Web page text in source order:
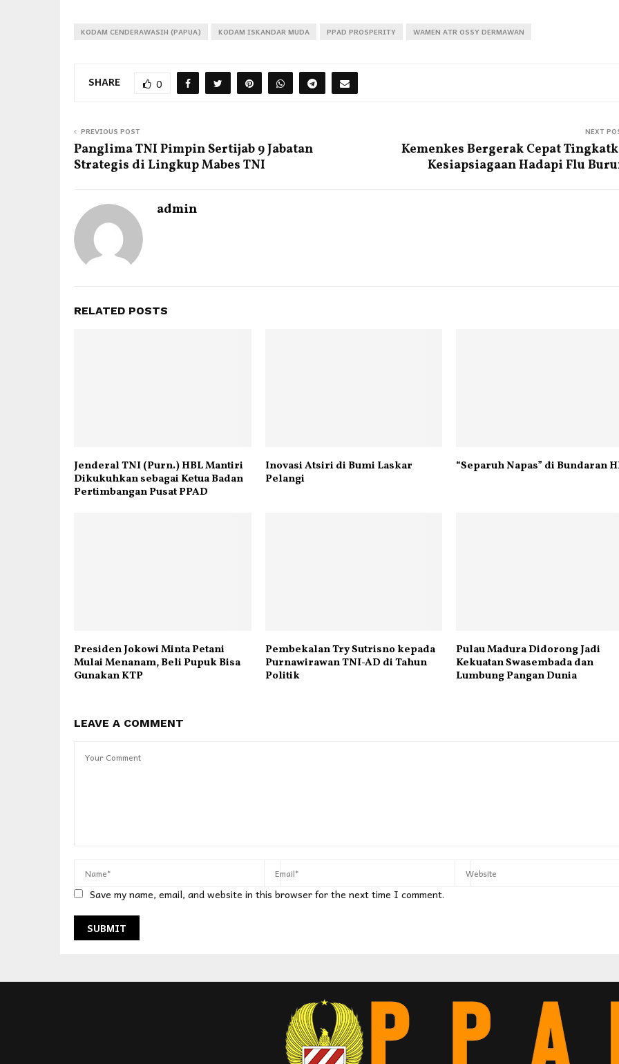
KODAM CENDERAWASIH (PAPUA) KODAM ISKANDAR MUDA PPAD PROSPERITY WAMEN ATR OSSY DERMAWAN
SHARE 0
PREVIOUS POST
Panglima TNI Pimpin Sertijab 9 Jabatan
Strategis di Lingkup Mabes TNI
NEXT
Kemenkes Bergerak Cepat
Kesiapsiagaan Hadapi Flu
admin
RELATED POSTS
Jenderal TNI (Purn.) HBL Mantiri
Dikukuhkan sebagai Ketua Badan
Pertimbangan Pusat PPAD
Inovasi Atsiri di Bumi Laskar
Pelangi
“Separuh Napas” di Bundaran
Presiden Jokowi Minta Petani
Mulai Menanam, Beli Pupuk Bisa
Gunakan KTP
Pembekalan Try Sutrisno kepada
Purnawirawan TNI-AD di Tahun
Politik
Pulau Madura Didorong Jadi
Kekuatan Swasembada dan
Lumbung Pangan Dunia
LEAVE A COMMENT
Save my name, email, and website in this browser for the next time I comment.